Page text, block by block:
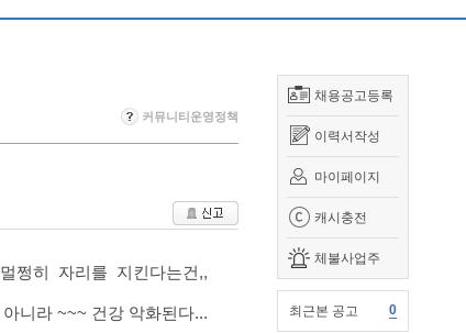
채용공고등록
이력서작성
마이페이지
캐시충전
체불사업주
최근본 공고 0
커뮤니티운영정책
쩡히 자리를 지킨다는건,,
니라 ~~~ 건강 악화된다...